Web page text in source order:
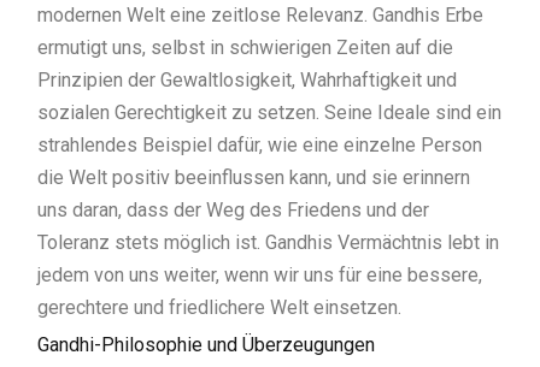
modernen Welt eine zeitlose Relevanz. Gandhis Erbe
ermutigt uns, selbst in schwierigen Zeiten auf die
Prinzipien der Gewaltlosigkeit, Wahrhaftigkeit und
sozialen Gerechtigkeit zu setzen. Seine Ideale sind ein
strahlendes Beispiel dafür, wie eine einzelne Person
die Welt positiv beeinflussen kann, und sie erinnern
uns daran, dass der Weg des Friedens und der
Toleranz stets möglich ist. Gandhis Vermächtnis lebt in
jedem von uns weiter, wenn wir uns für eine bessere,
gerechtere und friedlichere Welt einsetzen.
Gandhi-Philosophie und Überzeugungen